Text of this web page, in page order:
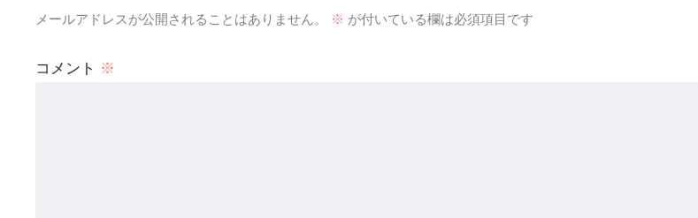
メールアドレスが公開されることはありません。 ※ が付いている欄は必須項目です
コメント ※